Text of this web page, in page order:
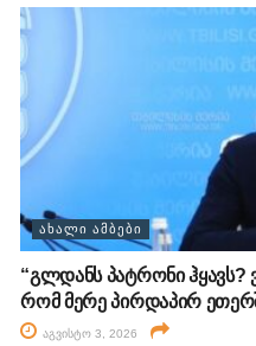
ᲐᲮᲐᲚᲘ ᲐᲛᲑᲔᲑᲘ
“გლდანს პატრონი ჰყავს?
რომ მერე პირდაპირ
აგვისტო 3, 2026